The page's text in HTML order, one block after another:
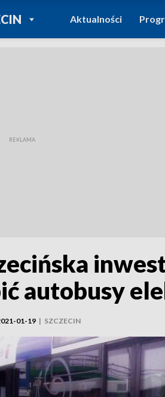
POWRÓT DO
REGIONY
Aktualności
autobusy
01-19 | SZCZECIN